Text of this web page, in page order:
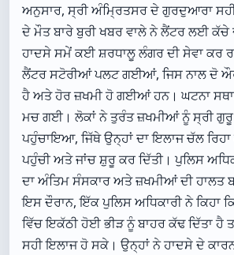
ਅਨੁਸਾਰ, ਸ੍ਰੀ ਅੰਮ੍ਰਿਤਸਰ ਦੇ ਗੁਰਦੁਆਰਾ
ਦੇ ਮੌਤ ਬਾਰੇ ਬੁਰੀ ਖਬਰ ਵਾਲੇ ਨੇ ਲੈਂਟਰ ਲਈ ਕੱਚੇ
ਹਾਦਸੇ ਸਮੇਂ ਕਈ ਸ਼ਰਧਾਲੂ ਲੰਗਰ ਦੀ ਸੇਵਾ ਕਰ
ਲੈਂਟਰ ਸਟੋਰੀਆਂ ਪਲਟ ਗਈਆਂ, ਜਿਸ ਨਾਲ ਦੋ
ਹੈ ਅਤੇ ਹੋਰ ਜ਼ਖਮੀ ਹੋ ਗਈਆਂ ਹਨ। ਘਟਨਾ
ਮਚ ਗਈ। ਲੋਕਾਂ ਨੇ ਤੁਰੰਤ ਜ਼ਖਮੀਆਂ ਨੂੰ ਸ੍ਰੀ ਗੁਰੂ
ਪਹੁੰਚਾਇਆ, ਜਿੱਥੇ ਉਨ੍ਹਾਂ ਦਾ ਇਲਾਜ ਚੱਲ
ਪਹੁੰਚੀ ਅਤੇ ਜਾਂਚ ਸ਼ੁਰੂ ਕਰ ਦਿੱਤੀ। ਪੁਲਿਸ
ਦਾ ਅੰਤਿਮ ਸੰਸਕਾਰ ਅਤੇ ਜ਼ਖਮੀਆਂ ਦੀ ਹਾਲਤ
ਇਸ ਦੌਰਾਨ, ਇੱਕ ਪੁਲਿਸ ਅਧਿਕਾਰੀ ਨੇ ਕਿਹਾ
ਵਿੱਚ ਇਕੱਠੀ ਹੋਈ ਭੀੜ ਨੂੰ ਬਾਹਰ ਕੱਢ ਦਿੱਤਾ ਹੈ
ਸਹੀ ਇਲਾਜ ਹੋ ਸਕੇ। ਉਨ੍ਹਾਂ ਨੇ ਹਾਦਸੇ ਦੇ